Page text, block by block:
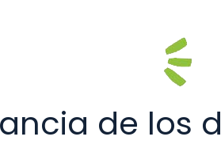
de los